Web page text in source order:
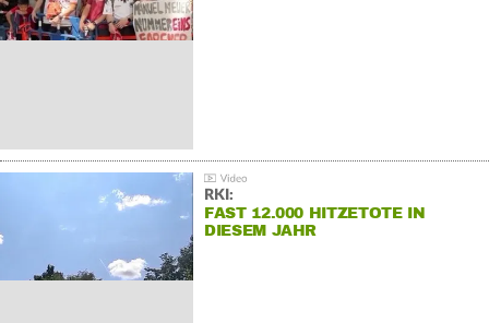
RKI:
FAST 12.000 HITZETOTE IN
DIESEM JAHR